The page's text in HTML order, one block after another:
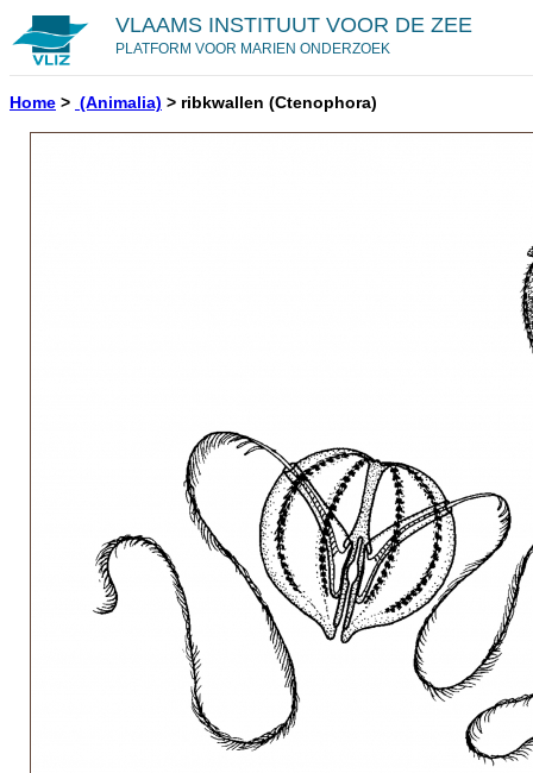
VLAAMS INSTITUUT VOOR DE ZEE
PLATFORM VOOR MARIEN ONDERZOEK
Home > (Animalia) > ribkwallen (Ctenophora)